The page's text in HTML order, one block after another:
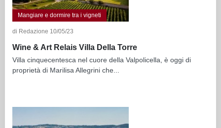
Mangiare e dormire tra i vigneti
di Redazione 10/05/23
Wine & Art Relais Villa Della Torre
Villa cinquecentesca nel cuore della Valpolicella, è oggi di
proprietà di Marilisa Allegrini che...